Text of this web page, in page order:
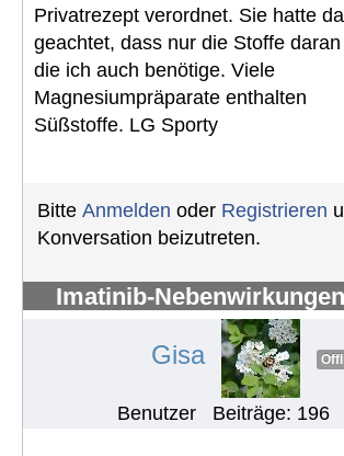
Privatrezept verordnet. Sie hatte
geachtet, dass nur die Stoffe
die ich auch benötige. Viele
Magnesiumpräparate enthalten
Süßstoffe. LG Sporty
Bitte Anmelden oder Registrieren
Konversation beizutreten.
Imatinib-Nebenwirkungen
Gisa
Benutzer Beiträge: 196